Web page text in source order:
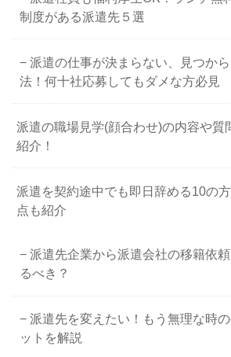
制度がある派遣先５選
派遣の仕事が決まらない、見つか
法！何十社応募してもダメな方必見
派遣の職場見学(顔合わせ)の内容や質
紹介！
派遣を契約途中でも即日辞める10の
点も紹介
派遣先企業から派遣会社の移籍依
るべき？
派遣先を変えたい！もう無理な時
ットを解説